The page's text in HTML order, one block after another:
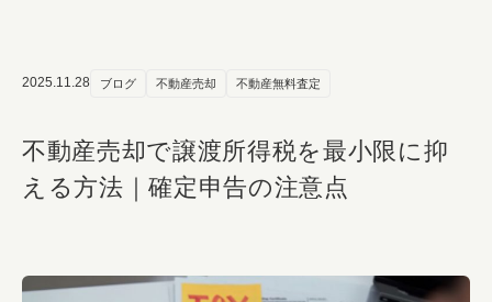
2025.11.28 ブログ 不動産売却 不動産無料査定
不動産売却で譲渡所得税を最小限に抑
える方法｜確定申告の注意点